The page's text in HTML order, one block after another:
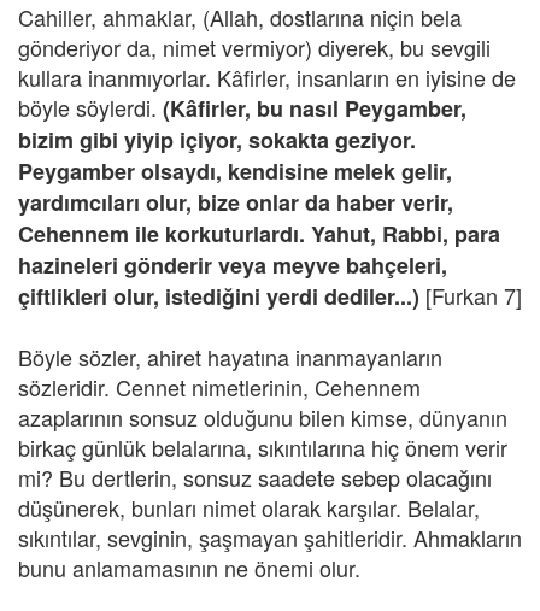
Cahiller, ahmaklar, (Allah, dostlarına niçin bela
gönderiyor da, nimet vermiyor) diyerek, bu sevgili
kullara inanmıyorlar. Kâfirler, insanların en iyisine de
böyle söylerdi. (Kâfirler, bu nasıl Peygamber,
bizim gibi yiyip içiyor, sokakta geziyor.
Peygamber olsaydı, kendisine melek gelir,
yardımcıları olur, bize onlar da haber verir,
Cehennem ile korkuturlardı. Yahut, Rabbi, para
hazineleri gönderir veya meyve bahçeleri,
çiftlikleri olur, istediğini yerdi dediler...) [Furkan 7]
Böyle sözler, ahiret hayatına inanmayanların
sözleridir. Cennet nimetlerinin, Cehennem
azaplarının sonsuz olduğunu bilen kimse, dünyanın
birkaç günlük belalarına, sıkıntılarına hiç önem verir
mi? Bu dertlerin, sonsuz saadete sebep olacağını
düşünerek, bunları nimet olarak karşılar. Belalar,
sıkıntılar, sevginin, şaşmayan şahitleridir. Ahmakların
bunu anlamamasının ne önemi olur.